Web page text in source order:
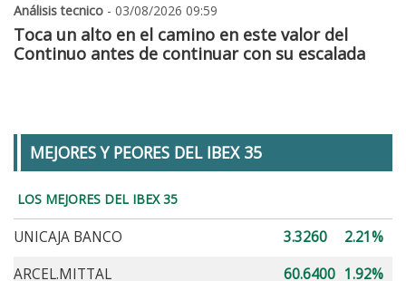
Análisis tecnico - 03/08/2026 09:59
Toca un alto en el camino en este valor del
Continuo antes de continuar con su escalada
MEJORES Y PEORES DEL IBEX 35
LOS MEJORES DEL IBEX 35
UNICAJA BANCO 3.3260
2.21%
ARCEL.MITTAL
60.6400 1.92%